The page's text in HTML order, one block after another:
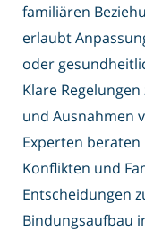
familiären
erlaubt
oder
Klare
und Ausnahmen
Experten
Konflikten und
Entscheidungen
Bindungsaufbau